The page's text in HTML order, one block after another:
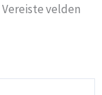
Vereiste velden